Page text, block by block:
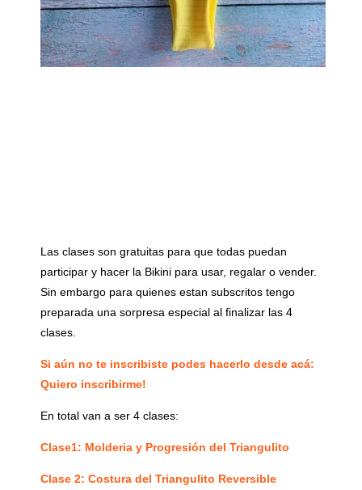
Las clases son gratuitas para que todas puedan
participar y hacer la Bikini para usar, regalar o vender.
Sin embargo para quienes estan subscritos tengo
preparada una sorpresa especial al finalizar las 4
clases.
Si aún no te inscribiste podes hacerlo desde acá:
Quiero inscribirme!
En total van a ser 4 clases:
Clase1: Molderia y Progresión del Triangulito
Clase 2: Costura del Triangulito Reversible